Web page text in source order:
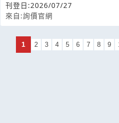
尺寸（40*40*5）預計大約30-
刊登日:2026/07/27
來自:詢價官網
1 2 3 4 5 6 7 8 9